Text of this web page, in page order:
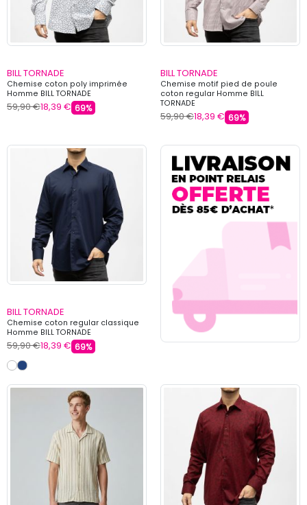
BILL TORNADE
Chemise coton poly imprimée
Homme BILL TORNADE
59,90 €18,39 € 69%
BILL TORNADE
Chemise motif pied de poule
coton regular Homme BILL
TORNADE
59,90 €18,39 € 69%
BILL TORNADE
Chemise coton regular classique
Homme BILL TORNADE
59,90 €18,39 € 69%